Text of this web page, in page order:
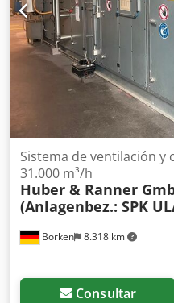
Borken 8.318 km
Sistema de ventilación y
31.000 m³/h
Huber & Ranner
(Anlagenbez.: SPK
Consultar